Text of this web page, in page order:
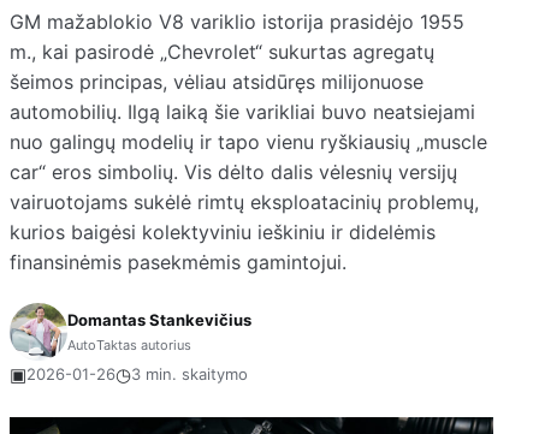
GM mažablokio V8 variklio istorija prasidėjo 1955
m., kai pasirodė „Chevrolet“ sukurtas agregatų
šeimos principas, vėliau atsidūręs milijonuose
automobilių. Ilgą laiką šie varikliai buvo neatsiejami
nuo galingų modelių ir tapo vienu ryškiausių „muscle
car“ eros simbolių. Vis dėlto dalis vėlesnių versijų
vairuotojams sukėlė rimtų eksploatacinių problemų,
kurios baigėsi kolektyviniu ieškiniu ir didelėmis
finansinėmis pasekmėmis gamintojui.
Domantas Stankevičius
AutoTaktas autorius
▣2026-01-26◷3 min. skaitymo